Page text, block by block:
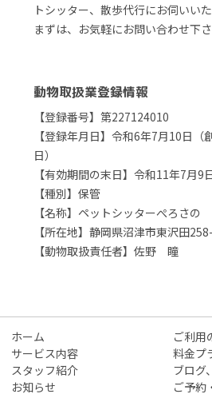
トシッター、散歩代行にお伺いいた
まずは、お気軽にお問い合わせ下さ
動物取扱業登録情報
【登録番号】第227124010
【登録年月日】令和6年7月10日
日）
【有効期間の末日】令和11年7月9
【種別】保管
【名称】ペットシッターぺろさの
【所在地】静岡県沼津市東沢田
【動物取扱責任者】佐野 瞳
ホーム
ご利用
サービス内容
料金プ
スタッフ紹介
ブログ
お知らせ
ご予約